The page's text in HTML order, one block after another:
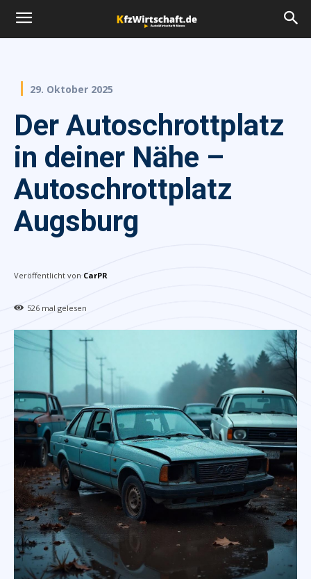
29. Oktober 2025
Der Autoschrottplatz
in deiner Nähe –
Autoschrottplatz
Augsburg
Veröffentlicht von CarPR
526 mal gelesen